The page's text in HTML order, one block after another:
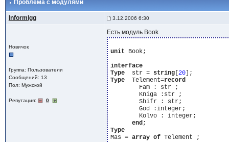
Проблема с модулями
Informlgg 3.12.2006 6:30
Новичок
Группа: Пользователи
Сообщений: 13
Пол: Мужской
Репутация: 0
Есть модуль Book
unit Book;
interface
Type
  str =
string[ 20
Type
  Telement=
record
        Fam : str ;
        Kniga :str ;
        Shifr : str;
        God :integer;
        Kolvo : integer;
end
Type
Mas = array of Telement ;